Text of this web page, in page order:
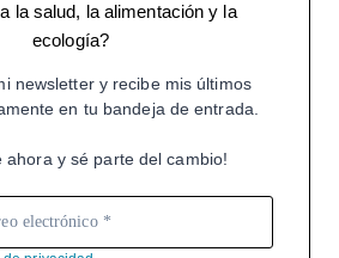
la salud, la alimentación y la
ecología?
newsletter y recibe mis últimos
en tu bandeja de entrada.
ahora y sé parte del cambio!